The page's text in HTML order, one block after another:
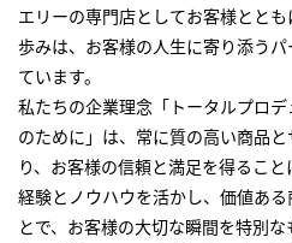
エリーの専門店としてお客様とと
歩みは、お客様の人生に寄り添う
ています。
私たちの企業理念「トータルプロ
のために」は、常に質の高い商品
り、お客様の信頼と満足を得るこ
経験とノウハウを活かし、価値あ
とで、お客様の大切な瞬間を特別な